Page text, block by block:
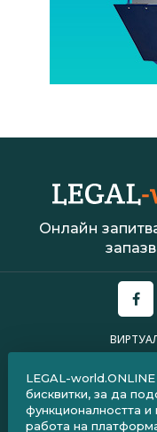
Онлайн
LEGAL-world.ONLINE
бисквитки, за да
функционалността и
работа на